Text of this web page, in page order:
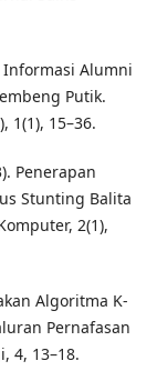
Informasi Alumni
Putik.
1(1), 15–36.
Penerapan
Stunting Balita
2(1),
Algoritma K-
Pernafasan
4, 13–18.